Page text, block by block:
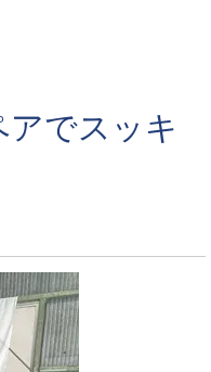
アでスッキ